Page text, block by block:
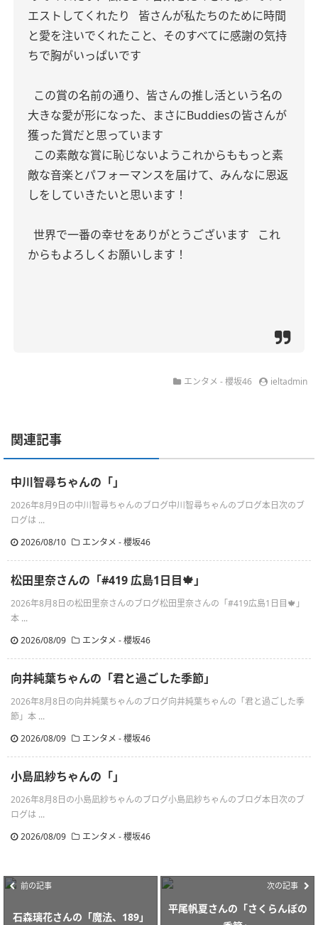
エストしてくれたり
皆さんが私たちのために時間
と愛を注いでくれたこと、そのすべてに感謝の気持
ちで胸がいっぱいです
この賞の名前の通り、皆さんの推し活という名の
大きな愛が形になった、まさにBuddiesの皆さんが
獲った賞だと思っています
この素敵な賞に恥じないようこれからももっと素
敵な音楽とパフォーマンスを届けて、みんなに恩返
しをしていきたいと思います！
世界で一番の幸せをありがとうございます
これ
からもよろしくお願いします！
エンタメ - 櫻坂46 ieltadmin
関連記事
中川智尋ちゃんの「」
2026年8月9日の中川智尋ちゃんのブログ中川智尋ちゃんのブログ本日次のブ
ログは ...
2026/08/10
エンタメ - 櫻坂46
松田里奈さんの「#419 広島1日目🍁」
2026年8月8日の松田里奈さんのブログ松田里奈さんの「#419広島1日目🍁」
本 ...
2026/08/09
エンタメ - 櫻坂46
向井純葉ちゃんの「君と過ごした季節」
2026年8月8日の向井純葉ちゃんのブログ向井純葉ちゃんの「君と過ごした季
節」本 ...
2026/08/09
エンタメ - 櫻坂46
小島凪紗ちゃんの「」
2026年8月8日の小島凪紗ちゃんのブログ小島凪紗ちゃんのブログ本日次のブ
ログは ...
2026/08/09
エンタメ - 櫻坂46
前の記事
石森璃花さんの「魔法、189」
次の記事
平尾帆夏さんの「さくらんぼの